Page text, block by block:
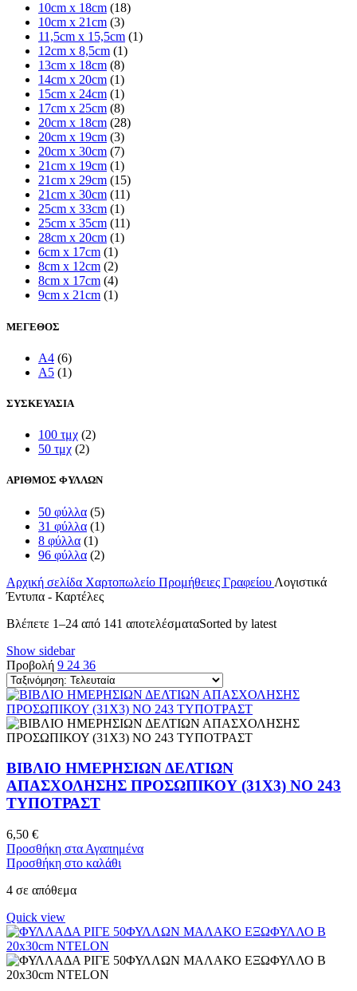
10cm x 18cm (18)
10cm x 21cm (3)
11,5cm x 15,5cm (1)
12cm x 8,5cm (1)
13cm x 18cm (8)
14cm x 20cm (1)
15cm x 24cm (1)
17cm x 25cm (8)
20cm x 18cm (28)
20cm x 19cm (3)
20cm x 30cm (7)
21cm x 19cm (1)
21cm x 29cm (15)
21cm x 30cm (11)
25cm x 33cm (1)
25cm x 35cm (11)
28cm x 20cm (1)
6cm x 17cm (1)
8cm x 12cm (2)
8cm x 17cm (4)
9cm x 21cm (1)
ΜΕΓΕΘΟΣ
A4 (6)
A5 (1)
ΣΥΣΚΕΥΑΣΙΑ
100 τμχ (2)
50 τμχ (2)
ΑΡΙΘΜΟΣ ΦΥΛΛΩΝ
50 φύλλα (5)
31 φύλλα (1)
8 φύλλα (1)
96 φύλλα (2)
Αρχική σελίδα Χαρτοπωλείο Προμήθειες Γραφείου Λογιστικά
Έντυπα - Καρτέλες
Βλέπετε 1–24 από 141 αποτελέσματαSorted by latest
Show sidebar
Προβολή 9 24 36
ΒΙΒΛΙΟ ΗΜΕΡΗΣΙΩΝ ΔΕΛΤΙΩΝ
ΑΠΑΣΧΟΛΗΣΗΣ ΠΡΟΣΩΠΙΚΟΥ (31X3) ΝΟ 243
ΤΥΠΟΤΡΑΣΤ
6,50 €
Προσθήκη στα Αγαπημένα
Προσθήκη στο καλάθι
4 σε απόθεμα
Quick view